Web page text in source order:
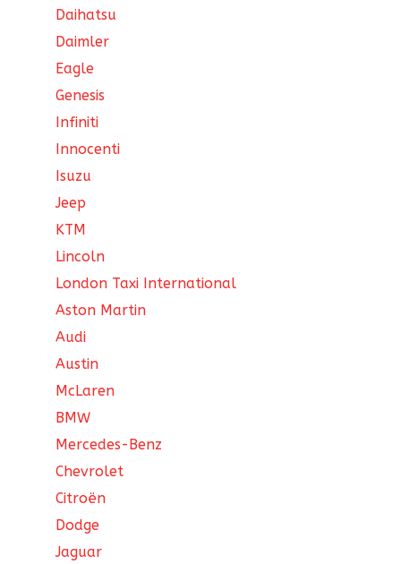
Daihatsu
Daimler
Eagle
Genesis
Infiniti
Innocenti
Isuzu
Jeep
KTM
Lincoln
London Taxi International
Aston Martin
Audi
Austin
McLaren
BMW
Mercedes-Benz
Chevrolet
Citroën
Dodge
Jaguar